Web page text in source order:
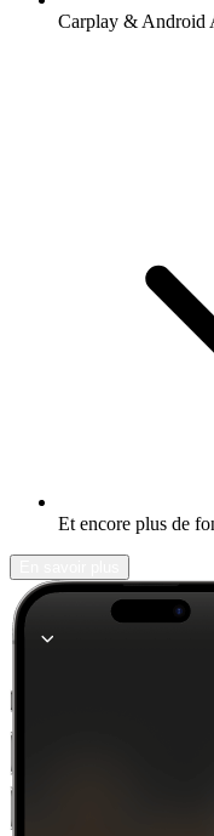
Carplay & Android
Et encore plus de